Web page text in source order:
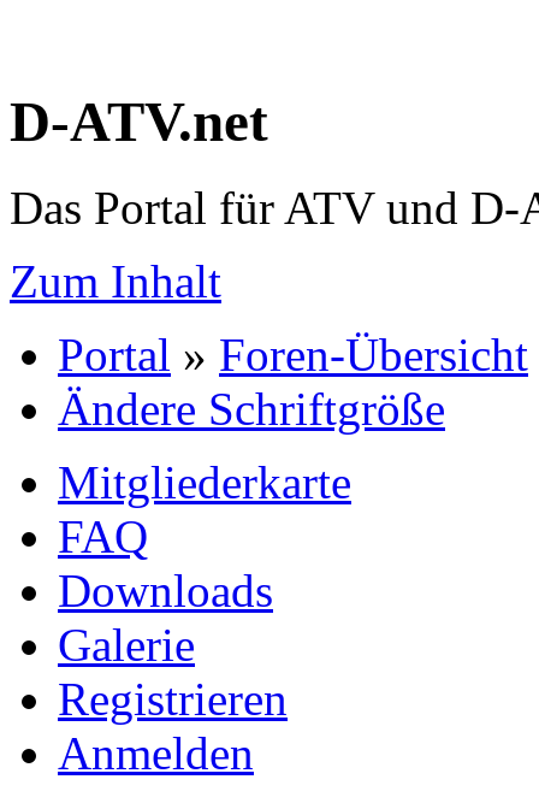
D-ATV.net
Das Portal für ATV und D-
Zum Inhalt
Portal » Foren-Übersicht
Ändere Schriftgröße
Mitgliederkarte
FAQ
Downloads
Galerie
Registrieren
Anmelden